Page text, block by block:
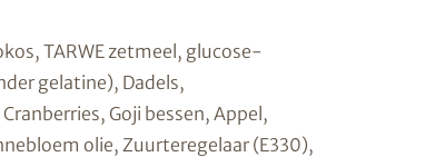
TARWE zetmeel, glucose-
gelatine), Dadels,
Goji bessen, Appel,
olie, Zuurteregelaar (E330),